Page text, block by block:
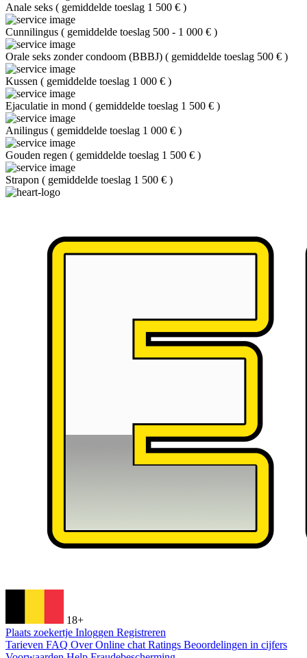
Anale seks ( gemiddelde toeslag 1 500 € )
Cunnilingus ( gemiddelde toeslag 500 - 1 000 € )
Orale seks zonder condoom (BBBJ) ( gemiddelde toeslag 500 € )
Kussen ( gemiddelde toeslag 1 000 € )
Ejaculatie in mond ( gemiddelde toeslag 1 500 € )
Anilingus ( gemiddelde toeslag 1 000 € )
Gouden regen ( gemiddelde toeslag 1 500 € )
Strapon ( gemiddelde toeslag 1 500 € )
18+
Plaats zoekertje Inloggen Registreren
Tarieven FAQ OverOnline chat Ratings Beoordelingen in cijfers